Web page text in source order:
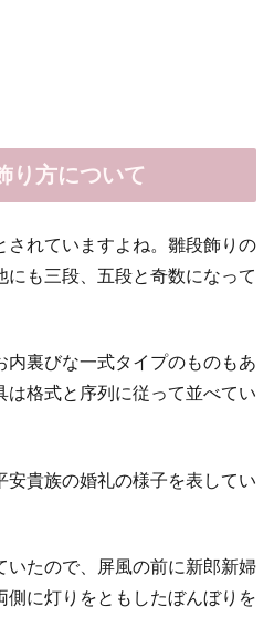
り方について
されていますよね。雛段飾りの
も三段、五段と奇数になって
内裏びな一式タイプのものもあ
は格式と序列に従って並べてい
安貴族の婚礼の様子を表してい
いたので、屏風の前に新郎新婦
側に灯りをともしたぼんぼりを